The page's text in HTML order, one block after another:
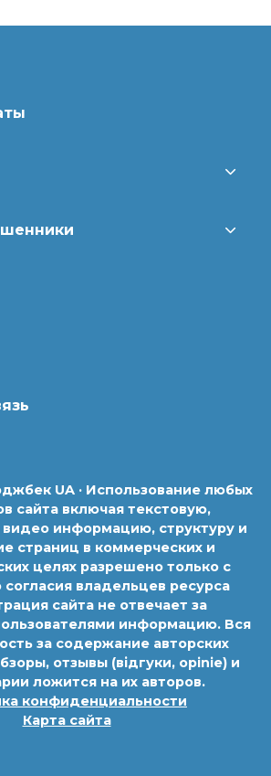
UA · Использование любых
сайта включая текстовую,
информацию, структуру и
страниц в коммерческих и
целях разрешено только с
владельцев ресурса
сайта не отвечает за
информацию. Вся
за содержание авторских
отзывы (відгуки, opinie) и
ложится на их авторов.
конфиденциальности
Карта сайта